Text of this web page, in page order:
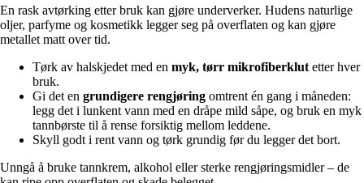
En rask avtørking etter bruk kan gjøre underverker. Hudens naturlige
oljer, parfyme og kosmetikk legger seg på overflaten og kan gjøre
metallet matt over tid.
Tørk av halskjedet med en myk, tørr mikrofiberklutetter hver
bruk.
Gi det en grundigere rengjøring omtrent én gang i måneden:
legg det i lunkent vann med en dråpe mild såpe, og bruk en myk
tannbørste til å rense forsiktig mellom leddene.
Skyll godt i rent vann og tørk grundig før du legger det bort.
Unngå å bruke tannkrem, alkohol eller sterke rengjøringsmidler – de